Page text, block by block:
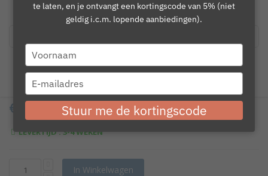
gallerij
afbeeldingen-
gallerij
KLS Martin
Onderzoek kalibratie Martin
Vigorimeter
Schrijf de eerste review over dit product
Onderzoek of kalibreren noodzakelijk is voor de Martin Vigorimeter
€ 149,95 incl.21% BTW
LEVERTIJD : 3-4 WEKEN
In Winkelwagen
te laten, en je ontvangt een kortingscode van 5% (niet
geldig i.c.m. lopende aanbiedingen).
Type
your
name
Type
your
email
Stuur me de kortingscode